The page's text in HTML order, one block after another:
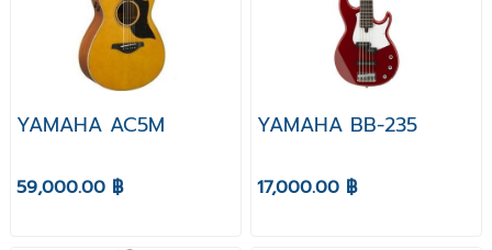
YAMAHA AC5M
59,000.00 ฿
YAMAHA BB-235
17,000.00 ฿